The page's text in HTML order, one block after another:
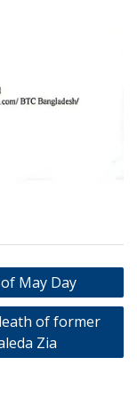
May Day
of former
Zia